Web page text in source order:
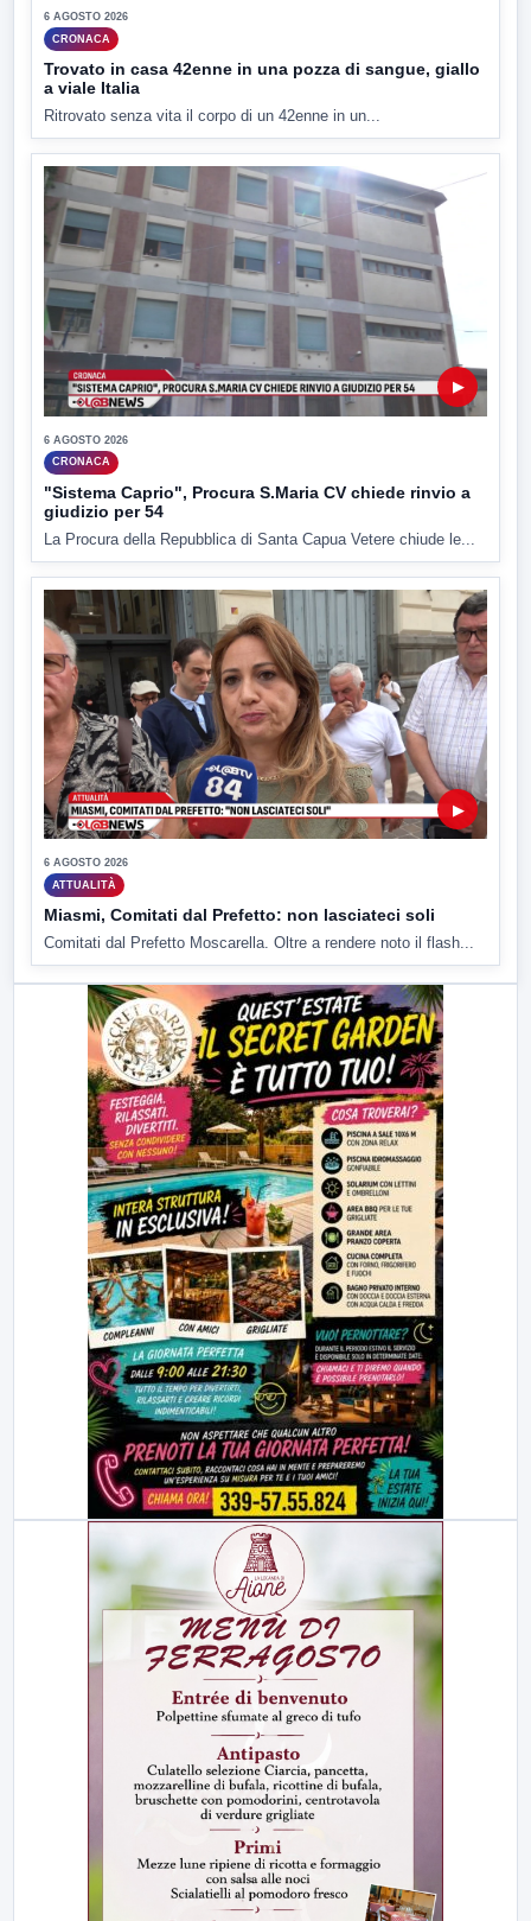
6 AGOSTO 2026
CRONACA
Trovato in casa 42enne in una pozza di sangue, giallo
a viale Italia
Ritrovato senza vita il corpo di un 42enne in un...
▶
6 AGOSTO 2026
CRONACA
"Sistema Caprio", Procura S.Maria CV chiede rinvio a
giudizio per 54
La Procura della Repubblica di Santa Capua Vetere chiude le...
▶
6 AGOSTO 2026
ATTUALITÀ
Miasmi, Comitati dal Prefetto: non lasciateci soli
Comitati dal Prefetto Moscarella. Oltre a rendere noto il flash...